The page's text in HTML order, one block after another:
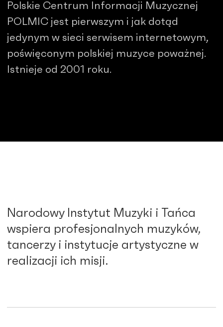
Polskie Centrum Informacji Muzycznej
POLMIC jest pierwszym i jak dotąd
jedynym w sieci serwisem internetowym,
poświęconym polskiej muzyce poważnej.
Istnieje od 2001 roku.
Narodowy Instytut Muzyki i Tańca
wspiera profesjonalnych muzyków,
tancerzy i instytucje artystyczne w
realizacji ich misji.